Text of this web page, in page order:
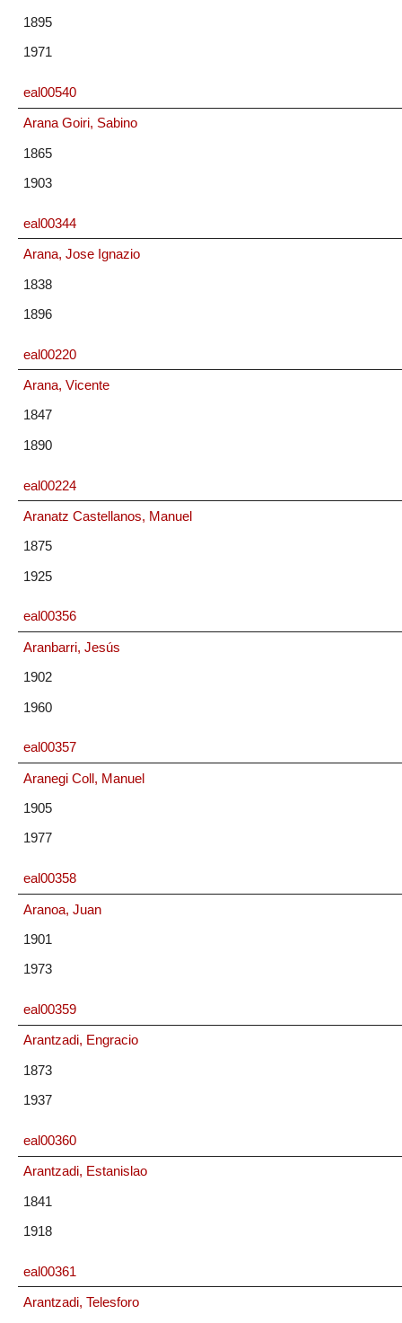
1895
1971
eal00540
Arana Goiri, Sabino
1865
1903
eal00344
Arana, Jose Ignazio
1838
1896
eal00220
Arana, Vicente
1847
1890
eal00224
Aranatz Castellanos, Manuel
1875
1925
eal00356
Aranbarri, Jesús
1902
1960
eal00357
Aranegi Coll, Manuel
1905
1977
eal00358
Aranoa, Juan
1901
1973
eal00359
Arantzadi, Engracio
1873
1937
eal00360
Arantzadi, Estanislao
1841
1918
eal00361
Arantzadi, Telesforo